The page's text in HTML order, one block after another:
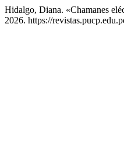
Hidalgo, Diana. «Chamanes
2026. https://